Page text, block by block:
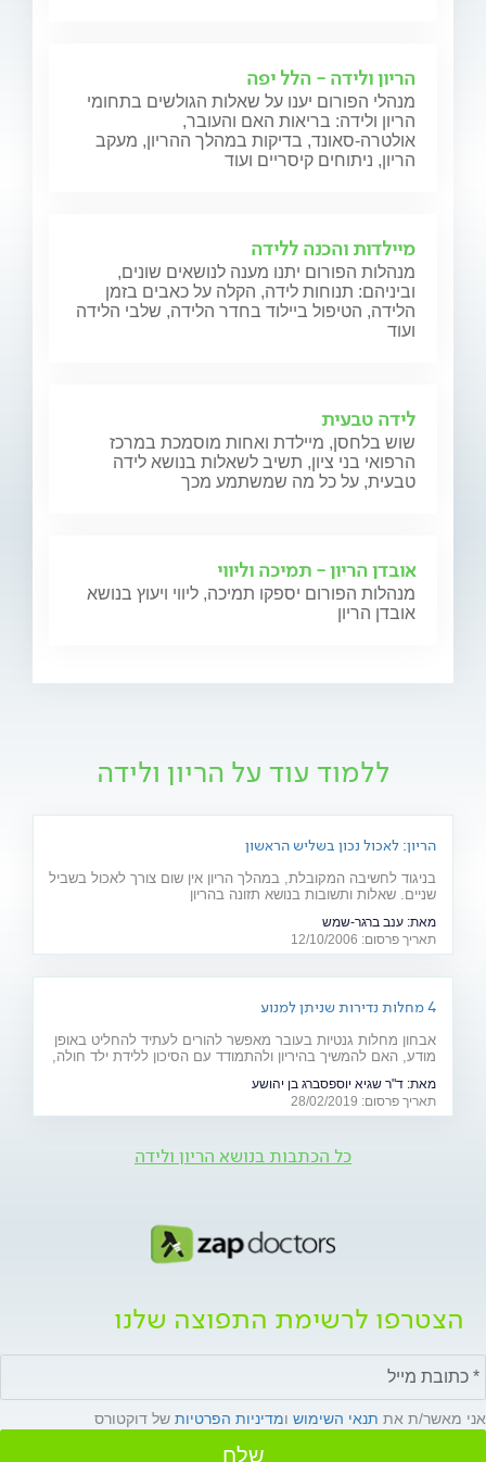
הריון ולידה - הלל יפה
מנהלי הפורום יענו על שאלות הגולשים בתחומי
הריון ולידה: בריאות האם והעובר,
אולטרה-סאונד, בדיקות במהלך ההריון, מעקב
הריון, ניתוחים קיסריים ועוד
מיילדות והכנה ללידה
מנהלות הפורום יתנו מענה לנושאים שונים,
וביניהם: תנוחות לידה, הקלה על כאבים בזמן
הלידה, הטיפול ביילוד בחדר הלידה, שלבי הלידה
ועוד
לידה טבעית
שוש בלחסן, מיילדת ואחות מוסמכת במרכז
הרפואי בני ציון, תשיב לשאלות בנושא לידה
טבעית, על כל מה שמשתמע מכך
אובדן הריון - תמיכה וליווי
מנהלות הפורום יספקו תמיכה, ליווי ויעוץ בנושא
אובדן הריון
ללמוד עוד על הריון ולידה
הריון: לאכול נכון בשליש הראשון
בניגוד לחשיבה המקובלת, במהלך הריון אין שום צורך לאכול בשביל
שניים. שאלות ותשובות בנושא תזונה בהריון
מאת: ענב ברגר-שמש
תאריך פרסום: 12/10/2006
4 מחלות נדירות שניתן למנוע
אבחון מחלות גנטיות בעובר מאפשר להורים לעתיד להחליט באופן
מודע, האם להמשיך בהיריון ולהתמודד עם הסיכון ללידת ילד חולה,
(28.2)מאת: ד"ר שגיא יוספסברג בן יהושע
תאריך פרסום: 28/02/2019
כל הכתבות בנושא הריון ולידה
הצטרפו לרשימת התפוצה שלנו
אני מאשר/ת את תנאי השימוש ומדיניות הפרטיות של דוקטורס
שלח